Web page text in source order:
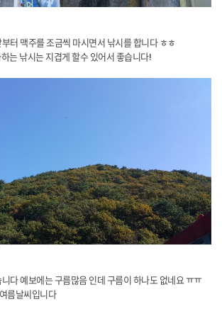
터 맥주를 조금씩 마시면서 낚시를 합니다 ㅎㅎ
는 낚시는 지겹게 할수 있어서 좋습니다!
다 예보에는 구름많음 인데 구름이 하나도 없네요 ㅠㅠ
름날씨입니다